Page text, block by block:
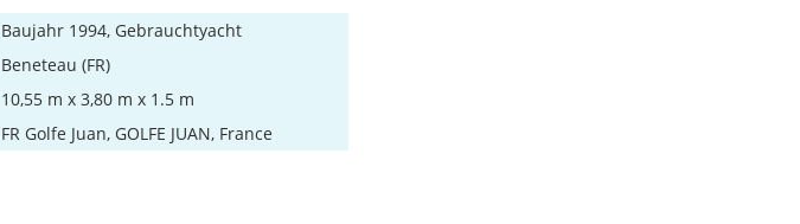
Baujahr 1994, Gebrauchtyacht
Beneteau (FR)
10,55 m x 3,80 m x 1.5 m
FR Golfe Juan, GOLFE JUAN, France